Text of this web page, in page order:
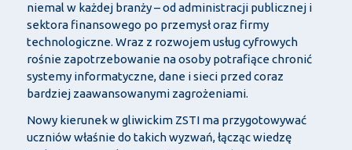
niemal w każdej branży – od administracji publicznej i
sektora finansowego po przemysł oraz firmy
technologiczne. Wraz z rozwojem usług cyfrowych
rośnie zapotrzebowanie na osoby potrafiące chronić
systemy informatyczne, dane i sieci przed coraz
bardziej zaawansowanymi zagrożeniami.
Nowy kierunek w gliwickim ZSTI ma przygotowywać
uczniów właśnie do takich wyzwań, łącząc wiedzę